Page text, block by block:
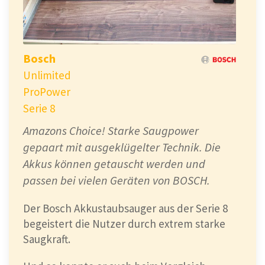
Bosch
Unlimited
ProPower
Serie 8
Amazons Choice! Starke Saugpower
gepaart mit ausgeklügelter Technik. Die
Akkus können getauscht werden und
passen bei vielen Geräten von BOSCH.
Der Bosch Akkustaubsauger aus der Serie 8
begeistert die Nutzer durch extrem starke
Saugkraft.
InDeutschlandrechtunbekannt, doch in
denStaatenund auf derInselschonseit
langemganzobendabei. 🇩🇪 🇺🇸 🏴󠁧󠁢󠁥󠁮󠁧󠁿
Shark ist bei uns ein echter
Geheimtipp!
Warum? Das erfährst Du hier. 👇
Herausragende Reinigungsleistung des
Shark
Egal obEcken,Kanten, obTeppicheoder
Hartböden…
sauberbekommen. 💪